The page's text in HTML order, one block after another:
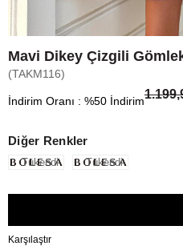
Mavi Dikey Çizgili
(TAKM116)
İndirim Oranı : %50 İndirim
Diğer Renkler
Tükendi Tükendi
Karşılaştır